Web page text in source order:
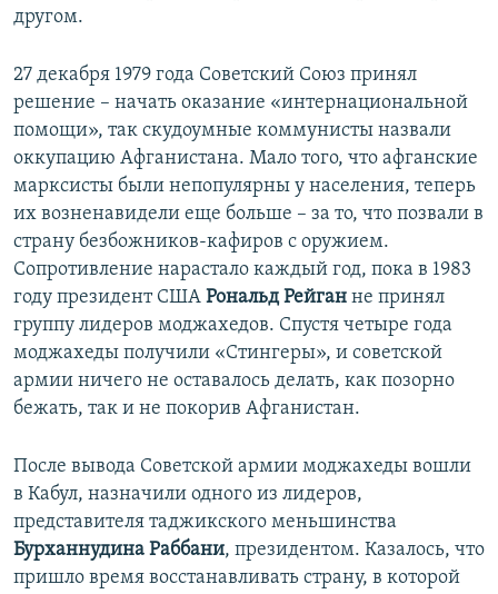
другом.
27 декабря 1979 года Советский Союз принял
решение – начать оказание «интернациональной
помощи», так скудоумные коммунисты назвали
оккупацию Афганистана. Мало того, что афганские
марксисты были непопулярны у населения, теперь
их возненавидели еще больше – за то, что позвали в
страну безбожников-кафиров с оружием.
Сопротивление нарастало каждый год, пока в 1983
году президент США Рональд Рейган не принял
группу лидеров моджахедов. Спустя четыре года
моджахеды получили «Стингеры», и советской
армии ничего не оставалось делать, как позорно
бежать, так и не покорив Афганистан.
После вывода Советской армии моджахеды вошли
в Кабул, назначили одного из лидеров,
представителя таджикского меньшинства
Бурханнудина Раббани, президентом. Казалось, что
пришло время восстанавливать страну, в которой